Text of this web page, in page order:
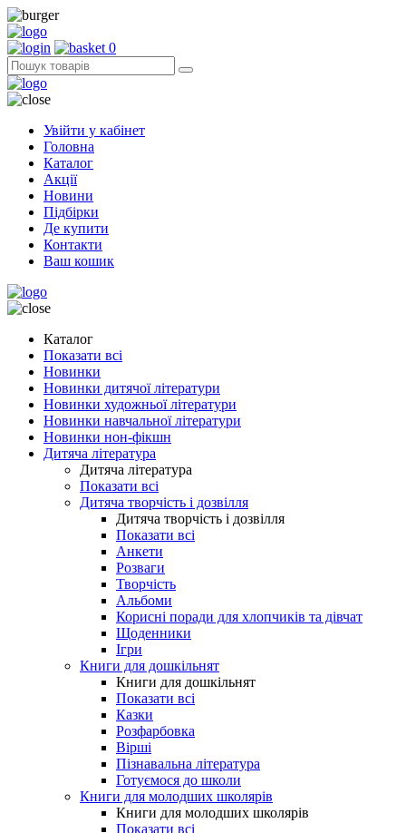
0
Увійти у кабінет
Головна
Каталог
Акції
Новини
Підбірки
Де купити
Контакти
Ваш кошик
Каталог
Показати всі
Новинки
Новинки дитячої літератури
Новинки художньої літератури
Новинки навчальної літератури
Новинки нон-фікшн
Дитяча література
Дитяча література
Показати всі
Дитяча творчість і дозвілля
Дитяча творчість і дозвілля
Показати всі
Анкети
Розваги
Творчість
Альбоми
Корисні поради для хлопчиків та дівчат
Щоденники
Ігри
Книги для дошкільнят
Книги для дошкільнят
Показати всі
Казки
Розфарбовка
Вірші
Пізнавальна література
Готуємося до школи
Книги для молодших школярів
Книги для молодших школярів
Показати всі